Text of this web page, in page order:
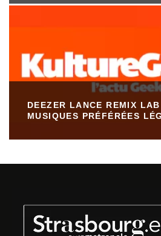
DEEZER LANCE REMIX
MUSIQUES PRÉFÉRÉES